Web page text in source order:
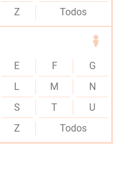
Z Todos
E F
G
L M
N
S T
U
Z Todos